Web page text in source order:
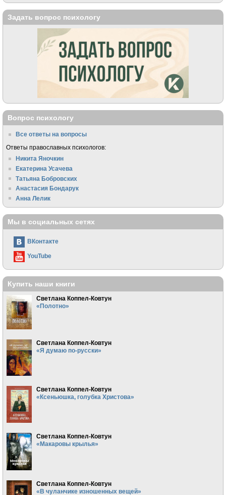
Задать вопрос психологу
Вопрос психологу
Все ответы на вопросы
Ответы православных психологов:
Никита Яночкин
Екатерина Усачева
Татьяна Бобровских
Анастасия Бондарук
Анна Лелик
Мы в социальных сетях
ВКонтакте
YouTube
Купить наши книги
Светлана Коппел-Ковтун
«Полотно»
Светлана Коппел-Ковтун
«Я думаю по-русски»
Светлана Коппел-Ковтун
«Ксеньюшка, голубка Христова»
Светлана Коппел-Ковтун
«Макаровы крылья»
Светлана Коппел-Ковтун
«В чуланчике изношенных вещей»